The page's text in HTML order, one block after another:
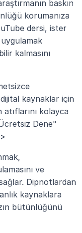
baskın
korumanıza
dersi, ister
kalmasını
kaynaklar için
kolayca
Dene"
ve
Dipnotlardan
kaynaklara
bütünlüğünü